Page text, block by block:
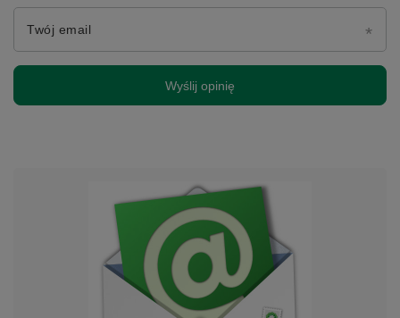
Twój email
Wyślij opinię